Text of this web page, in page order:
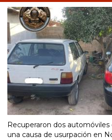
Recuperaron dos
una causa de usurpación en